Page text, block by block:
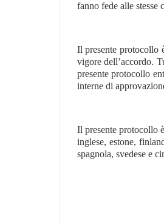
fanno fede alle stesse
Il presente protocollo
vigore dell’accordo.
presente protocollo
interne di
Il presente protocollo
inglese, estone,
spagnola, svedese e